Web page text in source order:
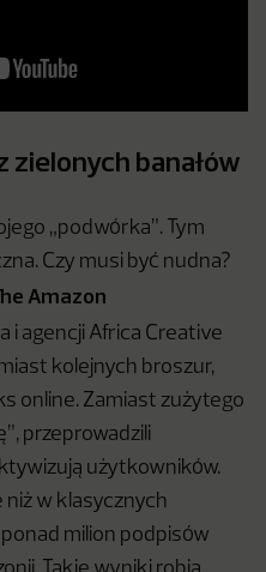
zielonych banałów
„podwórka”. Tym
Czy musi być nudna?
Amazon
i agencji Africa Creative
kolejnych broszur,
online. Zamiast zużytego
przeprowadzili
użytkowników.
niż w klasycznych
milion podpisów